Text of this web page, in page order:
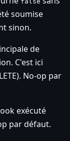
soumise
sinon.
de
C'est ici
No-op par
exécuté
par défaut.